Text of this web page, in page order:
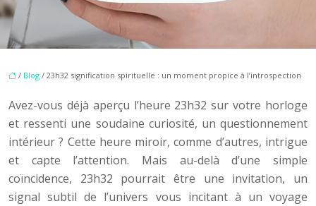
/ Blog / 23h32 signification spirituelle : un moment propice à l’introspection
Avez-vous déjà aperçu l’heure 23h32 sur votre horloge
et ressenti une soudaine curiosité, un questionnement
intérieur ? Cette heure miroir, comme d’autres, intrigue
et capte l’attention. Mais au-delà d’une simple
coïncidence, 23h32 pourrait être une invitation, un
signal subtil de l’univers vous incitant à un voyage